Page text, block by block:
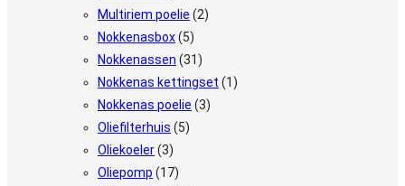
Multiriem poelie (2)
Nokkenasbox(5)
Nokkenassen (31)
Nokkenas kettingset (1)
Nokkenas poelie (3)
Oliefilterhuis (5)
Oliekoeler(3)
Oliepomp (17)